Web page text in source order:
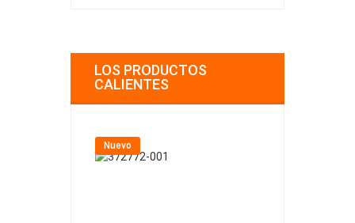
LOS PRODUCTOS
CALIENTES
Nuevo